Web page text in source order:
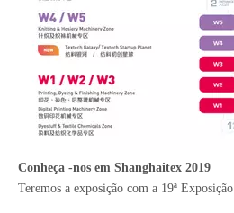
Teremos a exposição com a 19ª